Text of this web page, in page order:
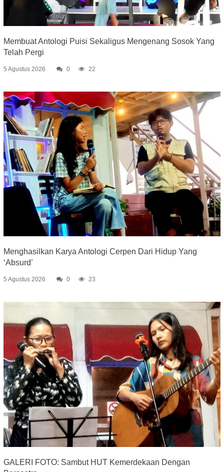
Membuat Antologi Puisi Sekaligus Mengenang Sosok Yang
Telah Pergi
5 Agustus 2026 0 22
Menghasilkan Karya Antologi Cerpen Dari Hidup Yang
‘Absurd’
5 Agustus 2026 0 23
GALERI FOTO: Sambut HUT Kemerdekaan Dengan